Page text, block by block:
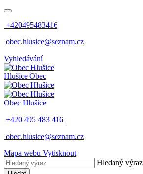
+420495483416
obec.hlusice@seznam.cz
Vyhledávání
Hlušice Obec
Obec Hlušice
+420 495 483 416
obec.hlusice@seznam.cz
Mapa webu Vytisknout
Hledaný výraz